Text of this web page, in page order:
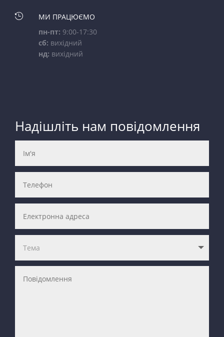

МИ ПРАЦЮЄМО
пн-пт: 9:00-17:30
сб: вихідний
нд: вихідний
Надішліть нам повідомлення